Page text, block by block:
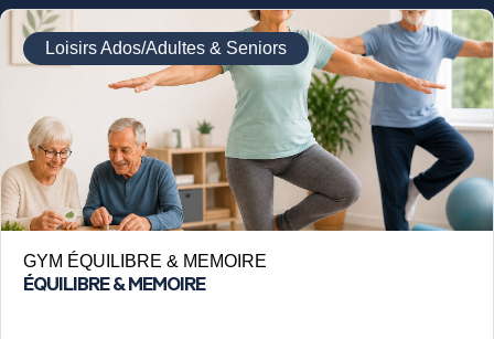
Loisirs Ados/Adultes & Seniors
GYM ÉQUILIBRE & MEMOIRE
ÉQUILIBRE & MEMOIRE